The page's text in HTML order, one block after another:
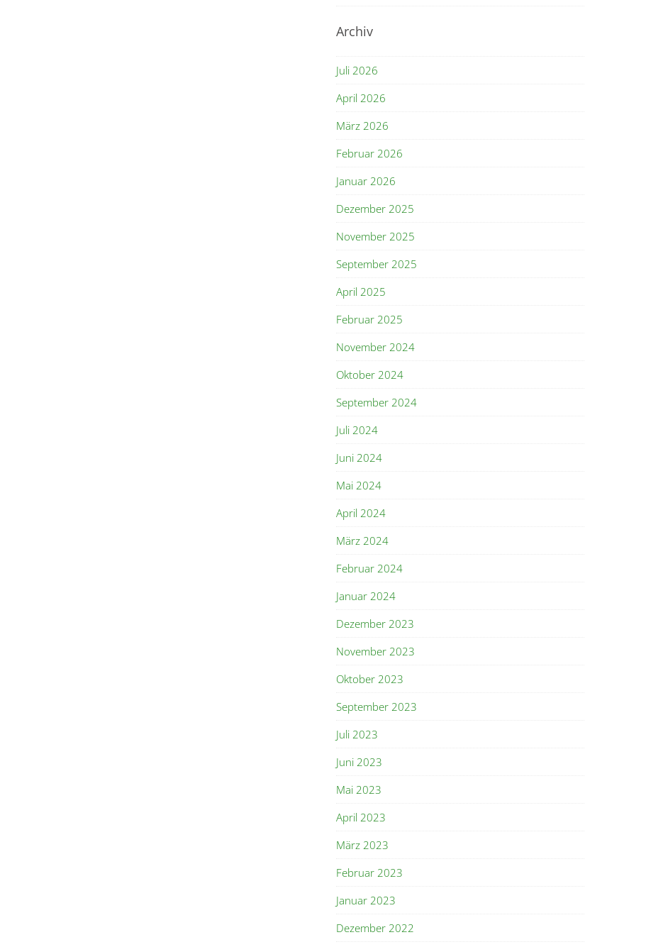
Archiv
Juli 2026
April 2026
März 2026
Februar 2026
Januar 2026
Dezember 2025
November 2025
September 2025
April 2025
Februar 2025
November 2024
Oktober 2024
September 2024
Juli 2024
Juni 2024
Mai 2024
April 2024
März 2024
Februar 2024
Januar 2024
Dezember 2023
November 2023
Oktober 2023
September 2023
Juli 2023
Juni 2023
Mai 2023
April 2023
März 2023
Februar 2023
Januar 2023
Dezember 2022